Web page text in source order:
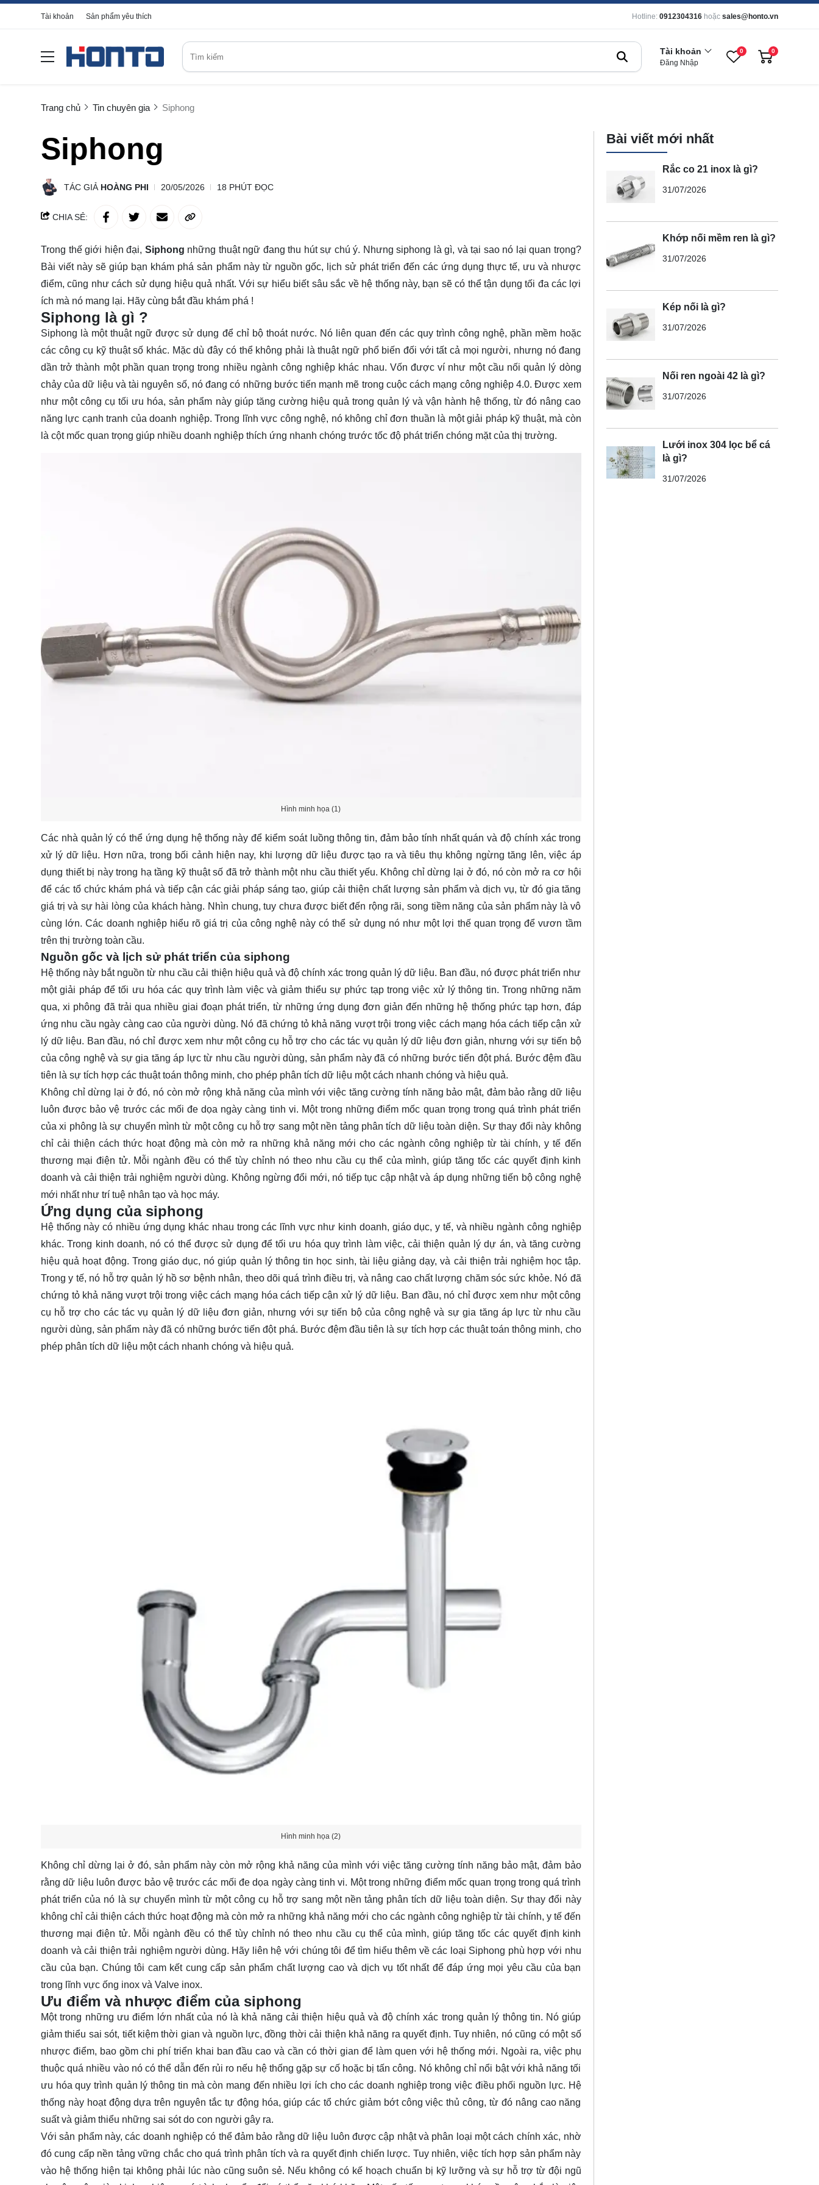
Tài khoản Sản phẩm yêu thích Hotline: 0912304316 hoặc sales@honto.vn
Tài khoản
Đăng Nhập
0 0
Trang chủ Tin chuyên gia Siphong
Siphong
TÁC GIẢ HOÀNG PHI 20/05/2026 18 PHÚT ĐỌC
CHIA SẺ:
Trong thế giới hiện đại, Siphong những thuật ngữ đang thu hút sự chú ý. Nhưng siphong là gì, và tại sao nó lại quan trọng?
Bài viết này sẽ giúp bạn khám phá sản phẩm này từ nguồn gốc, lịch sử phát triển đến các ứng dụng thực tế, ưu và nhược
điểm, cũng như cách sử dụng hiệu quả nhất. Với sự hiểu biết sâu sắc về hệ thống này, bạn sẽ có thể tận dụng tối đa các lợi
ích mà nó mang lại. Hãy cùng bắt đầu khám phá !
Siphong là gì ?
Siphong là một thuật ngữ được sử dụng để chỉ bộ thoát nước. Nó liên quan đến các quy trình công nghệ, phần mềm hoặc
các công cụ kỹ thuật số khác. Mặc dù đây có thể không phải là thuật ngữ phổ biến đối với tất cả mọi người, nhưng nó đang
dần trở thành một phần quan trọng trong nhiều ngành công nghiệp khác nhau. Vốn được ví như một cầu nối quản lý dòng
chảy của dữ liệu và tài nguyên số, nó đang có những bước tiến mạnh mẽ trong cuộc cách mạng công nghiệp 4.0. Được xem
như một công cụ tối ưu hóa, sản phẩm này giúp tăng cường hiệu quả trong quản lý và vận hành hệ thống, từ đó nâng cao
năng lực cạnh tranh của doanh nghiệp. Trong lĩnh vực công nghệ, nó không chỉ đơn thuần là một giải pháp kỹ thuật, mà còn
là cột mốc quan trọng giúp nhiều doanh nghiệp thích ứng nhanh chóng trước tốc độ phát triển chóng mặt của thị trường.
Hình minh họa (1)
Các nhà quản lý có thể ứng dụng hệ thống này để kiểm soát luồng thông tin, đảm bảo tính nhất quán và độ chính xác trong
xử lý dữ liệu. Hơn nữa, trong bối cảnh hiện nay, khi lượng dữ liệu được tạo ra và tiêu thụ không ngừng tăng lên, việc áp
dụng thiết bị này trong hạ tầng kỹ thuật số đã trở thành một nhu cầu thiết yếu. Không chỉ dừng lại ở đó, nó còn mở ra cơ hội
để các tổ chức khám phá và tiếp cận các giải pháp sáng tạo, giúp cải thiện chất lượng sản phẩm và dịch vụ, từ đó gia tăng
giá trị và sự hài lòng của khách hàng. Nhìn chung, tuy chưa được biết đến rộng rãi, song tiềm năng của sản phẩm này là vô
cùng lớn. Các doanh nghiệp hiểu rõ giá trị của công nghệ này có thể sử dụng nó như một lợi thế quan trọng để vươn tầm
trên thị trường toàn cầu.
Nguồn gốc và lịch sử phát triển của siphong
Hệ thống này bắt nguồn từ nhu cầu cải thiện hiệu quả và độ chính xác trong quản lý dữ liệu. Ban đầu, nó được phát triển như
một giải pháp để tối ưu hóa các quy trình làm việc và giảm thiểu sự phức tạp trong việc xử lý thông tin. Trong những năm
qua, xi phông đã trải qua nhiều giai đoạn phát triển, từ những ứng dụng đơn giản đến những hệ thống phức tạp hơn, đáp
ứng nhu cầu ngày càng cao của người dùng. Nó đã chứng tỏ khả năng vượt trội trong việc cách mạng hóa cách tiếp cận xử
lý dữ liệu. Ban đầu, nó chỉ được xem như một công cụ hỗ trợ cho các tác vụ quản lý dữ liệu đơn giản, nhưng với sự tiến bộ
của công nghệ và sự gia tăng áp lực từ nhu cầu người dùng, sản phẩm này đã có những bước tiến đột phá. Bước đệm đầu
tiên là sự tích hợp các thuật toán thông minh, cho phép phân tích dữ liệu một cách nhanh chóng và hiệu quả.
Không chỉ dừng lại ở đó, nó còn mở rộng khả năng của mình với việc tăng cường tính năng bảo mật, đảm bảo rằng dữ liệu
luôn được bảo vệ trước các mối đe dọa ngày càng tinh vi. Một trong những điểm mốc quan trọng trong quá trình phát triển
của xi phông là sự chuyển mình từ một công cụ hỗ trợ sang một nền tảng phân tích dữ liệu toàn diện. Sự thay đổi này không
chỉ cải thiện cách thức hoạt động mà còn mở ra những khả năng mới cho các ngành công nghiệp từ tài chính, y tế đến
thương mại điện tử. Mỗi ngành đều có thể tùy chỉnh nó theo nhu cầu cụ thể của mình, giúp tăng tốc các quyết định kinh
doanh và cải thiện trải nghiệm người dùng. Không ngừng đổi mới, nó tiếp tục cập nhật và áp dụng những tiến bộ công nghệ
mới nhất như trí tuệ nhân tạo và học máy.
Ứng dụng của siphong
Hệ thống này có nhiều ứng dụng khác nhau trong các lĩnh vực như kinh doanh, giáo dục, y tế, và nhiều ngành công nghiệp
khác. Trong kinh doanh, nó có thể được sử dụng để tối ưu hóa quy trình làm việc, cải thiện quản lý dự án, và tăng cường
hiệu quả hoạt động. Trong giáo dục, nó giúp quản lý thông tin học sinh, tài liệu giảng dạy, và cải thiện trải nghiệm học tập.
Trong y tế, nó hỗ trợ quản lý hồ sơ bệnh nhân, theo dõi quá trình điều trị, và nâng cao chất lượng chăm sóc sức khỏe. Nó đã
chứng tỏ khả năng vượt trội trong việc cách mạng hóa cách tiếp cận xử lý dữ liệu. Ban đầu, nó chỉ được xem như một công
cụ hỗ trợ cho các tác vụ quản lý dữ liệu đơn giản, nhưng với sự tiến bộ của công nghệ và sự gia tăng áp lực từ nhu cầu
người dùng, sản phẩm này đã có những bước tiến đột phá. Bước đệm đầu tiên là sự tích hợp các thuật toán thông minh, cho
phép phân tích dữ liệu một cách nhanh chóng và hiệu quả.
Hình minh họa (2)
Không chỉ dừng lại ở đó, sản phẩm này còn mở rộng khả năng của mình với việc tăng cường tính năng bảo mật, đảm bảo
rằng dữ liệu luôn được bảo vệ trước các mối đe dọa ngày càng tinh vi. Một trong những điểm mốc quan trọng trong quá trình
phát triển của nó là sự chuyển mình từ một công cụ hỗ trợ sang một nền tảng phân tích dữ liệu toàn diện. Sự thay đổi này
không chỉ cải thiện cách thức hoạt động mà còn mở ra những khả năng mới cho các ngành công nghiệp từ tài chính, y tế đến
thương mại điện tử. Mỗi ngành đều có thể tùy chỉnh nó theo nhu cầu cụ thể của mình, giúp tăng tốc các quyết định kinh
doanh và cải thiện trải nghiệm người dùng. Hãy liên hệ với chúng tôi để tìm hiểu thêm về các loại Siphong phù hợp với nhu
cầu của bạn. Chúng tôi cam kết cung cấp sản phẩm chất lượng cao và dịch vụ tốt nhất để đáp ứng mọi yêu cầu của bạn
trong lĩnh vực ống inox và Valve inox.
Ưu điểm và nhược điểm của siphong
Một trong những ưu điểm lớn nhất của nó là khả năng cải thiện hiệu quả và độ chính xác trong quản lý thông tin. Nó giúp
giảm thiểu sai sót, tiết kiệm thời gian và nguồn lực, đồng thời cải thiện khả năng ra quyết định. Tuy nhiên, nó cũng có một số
nhược điểm, bao gồm chi phí triển khai ban đầu cao và cần có thời gian để làm quen với hệ thống mới. Ngoài ra, việc phụ
thuộc quá nhiều vào nó có thể dẫn đến rủi ro nếu hệ thống gặp sự cố hoặc bị tấn công. Nó không chỉ nổi bật với khả năng tối
ưu hóa quy trình quản lý thông tin mà còn mang đến nhiều lợi ích cho các doanh nghiệp trong việc điều phối nguồn lực. Hệ
thống này hoạt động dựa trên nguyên tắc tự động hóa, giúp các tổ chức giảm bớt công việc thủ công, từ đó nâng cao năng
suất và giảm thiểu những sai sót do con người gây ra.
Với sản phẩm này, các doanh nghiệp có thể đảm bảo rằng dữ liệu luôn được cập nhật và phân loại một cách chính xác, nhờ
đó cung cấp nền tảng vững chắc cho quá trình phân tích và ra quyết định chiến lược. Tuy nhiên, việc tích hợp sản phẩm này
vào hệ thống hiện tại không phải lúc nào cũng suôn sẻ. Nếu không có kế hoạch chuẩn bị kỹ lưỡng và sự hỗ trợ từ đội ngũ
Bài viết mới nhất
Rắc co 21 inox là gì?
31/07/2026
Khớp nối mềm ren là gì?
31/07/2026
Kép nối là gì?
31/07/2026
Nối ren ngoài 42 là gì?
31/07/2026
Lưới inox 304 lọc bể cá
là gì?
31/07/2026